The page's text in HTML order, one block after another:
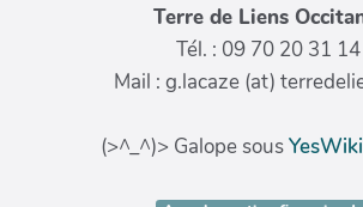
Terre de Liens
Tél. : 09 70 20 31 14
Mail : g.lacaze (at)
(>^_^)> Galope sousYesWiki